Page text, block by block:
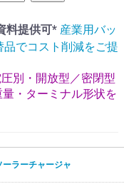
料提供可* 産業用バッ
でコスト削減をご提
別・開放型／密閉型
・ターミナル形状を
ーラーチャージャ